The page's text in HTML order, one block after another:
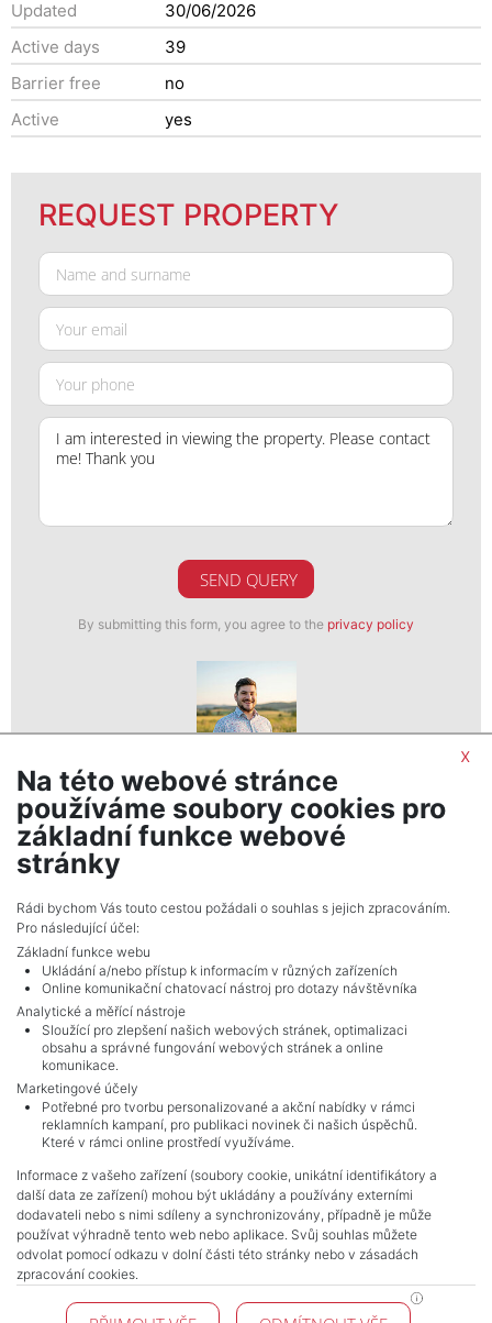
Updated
30/06/2026
Active days
39
Barrier free
no
Active
yes
REQUEST PROPERTY
SEND QUERY
By submitting this form, you agree to the privacy policy
Daniel Sabela
realitní makléř
show nr.
MojePole.cz
Revoluční 1003/3, 11000, Praha
NAVIGACE
Terms and conditions
Protection of personal data
Real estate's
Contact
Cookie processing
KONTAKT
x
Na této webové stránce
používáme soubory cookies pro
základní funkce webové
stránky
Rádi bychom Vás touto cestou požádali o souhlas s jejich zpracováním.
Pro následující účel:
Základní funkce webu
Ukládání a/nebo přístup k informacím v různých zařízeních
Online komunikační chatovací nástroj pro dotazy návštěvníka
Analytické a měřící nástroje
Sloužící pro zlepšení našich webových stránek, optimalizaci
obsahu a správné fungování webových stránek a online
komunikace.
Marketingové účely
Potřebné pro tvorbu personalizované a akční nabídky v rámci
reklamních kampaní, pro publikaci novinek či našich úspěchů.
Které v rámci online prostředí využíváme.
Informace z vašeho zařízení (soubory cookie, unikátní identifikátory a
další data ze zařízení) mohou být ukládány a používány externími
dodavateli nebo s nimi sdíleny a synchronizovány, případně je může
používat výhradně tento web nebo aplikace. Svůj souhlas můžete
odvolat pomocí odkazu v dolní části této stránky nebo v zásadách
zpracování cookies.